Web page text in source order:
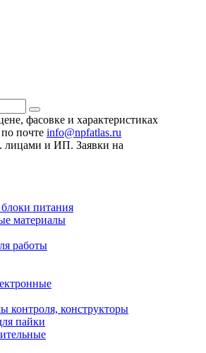
фасовке и характеристиках
почте info@npfatlas.ru
лицами и ИП. Заявки на
питания
материалы
работы
контроля, конструкторы
пайки